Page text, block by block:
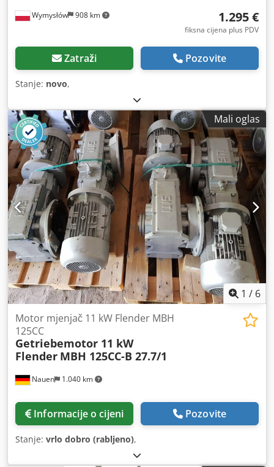
Wymysłów 908 km 1.295 €
fiksna cijena plus PDV
Zatraži Pozovite
Stanje: novo,
Mali oglas
1 / 6
Nauen 1.040 km
Motor mjenjač 11 kW Flender MBH
125CC
Getriebemotor 11 kW
Flender MBH 125CC-B 27.7/1
Informacije o cijeni Pozovite
Stanje: vrlo dobro (rabljeno),